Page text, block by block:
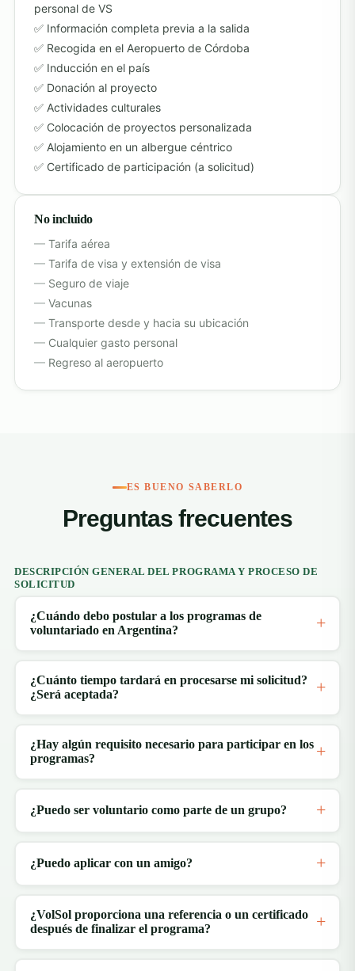
personal de VS
Información completa previa a la salida
Recogida en el Aeropuerto de Córdoba
Inducción en el país
Donación al proyecto
Actividades culturales
Colocación de proyectos personalizada
Alojamiento en un albergue céntrico
Certificado de participación (a solicitud)
No incluido
Tarifa aérea
Tarifa de visa y extensión de visa
Seguro de viaje
Vacunas
Transporte desde y hacia su ubicación
Cualquier gasto personal
Regreso al aeropuerto
ES BUENO SABERLO
Preguntas frecuentes
DESCRIPCIÓN GENERAL DEL PROGRAMA Y PROCESO DE
SOLICITUD
¿Cuándo debo postular a los programas de
voluntariado en Argentina?
¿Cuánto tiempo tardará en procesarse mi solicitud?
¿Será aceptada?
¿Hay algún requisito necesario para participar en los
programas?
¿Puedo ser voluntario como parte de un grupo?
¿Puedo aplicar con un amigo?
¿VolSol proporciona una referencia o un certificado
después de finalizar el programa?